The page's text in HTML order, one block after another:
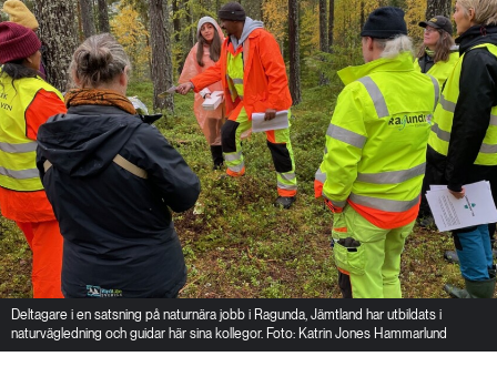
Deltagare i en satsning på naturnära jobb i Ragunda, Jämtland har utbildats i
naturvägledning och guidar här sina kollegor. Foto: Katrin Jones Hammarlund